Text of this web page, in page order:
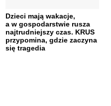
Dzieci mają wakacje,
a w gospodarstwie rusza
najtrudniejszy czas. KRUS
przypomina, gdzie zaczyna
się tragedia